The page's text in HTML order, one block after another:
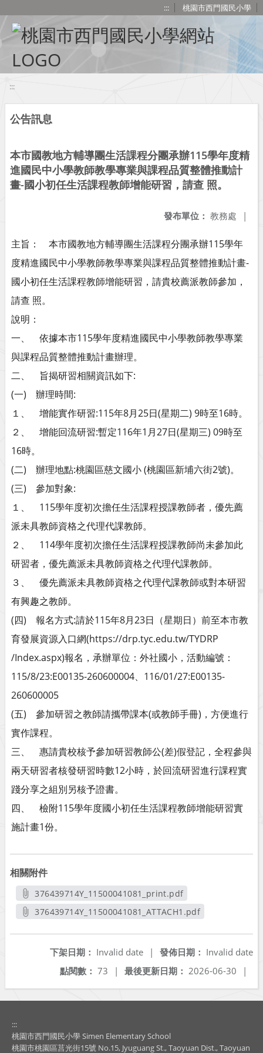
::: 桃園市西門國民小學
:::
公告訊息
本市國教地方輔導團生活課程分團承辦115學年度精
進國民中小學教師教學專業與課程品質整體推動計
畫-國小初任生活課程教師增能研習，請查 照。
發布單位： 教務處 |
主旨： 本市國教地方輔導團生活課程分團承辦115學年
度精進國民中小學教師教學專業與課程品質整體推動計畫-
國小初任生活課程教師增能研習，請貴校薦派教師參加，
請查 照。
說明：
一、 依據本市115學年度精進國民中小學教師教學專業
與課程品質整體推動計畫辦理。
二、 旨揭研習相關資訊如下:
(一) 辦理時間:
１、 增能實作研習:115年8月25日(星期二) 9時至16時。
２、 增能回流研習:暫定116年1月27日(星期三) 09時至
16時。
(二) 辦理地點:桃園區慈文國小 (桃園區新埔六街2號)。
(三) 參加對象:
１、 115學年度初次擔任生活課程授課教師者，優先薦
派未具教師資格之代理代課教師。
２、 114學年度初次擔任生活課程授課教師尚未參加此
研習者，優先薦派未具教師資格之代理代課教師。
３、 優先薦派未具教師資格之代理代課教師或對本研習
有興趣之教師。
(四) 報名方式:請於115年8月23日（星期日）前至本市教
育發展資源入口網(https://drp.tyc.edu.tw/TYDRP
/Index.aspx)報名，承辦單位：外社國小，活動編號：
115/8/23:E00135-260600004、116/01/27:E00135-
260600005
(五) 參加研習之教師請攜帶課本(或教師手冊)，方便進行
實作課程。
三、 惠請貴校核予參加研習教師公(差)假登記，全程參與
兩天研習者核發研習時數12小時，於回流研習進行課程實
踐分享之組別另核予證書。
四、 檢附115學年度國小初任生活課程教師增能研習實
施計畫1份。
相關附件
376439714Y_11500041081_print.pdf
另開新視窗
376439714Y_11500041081_ATTACH1.pdf
發佈日期： Invalid date
下架日期： Invalid date
|
最後更新日期： 2026-06-30 |
點閱數： 73 |
:::
桃園市西門國民小學 Simen Elementary School
桃園市桃園區莒光街15號 No.15, Jyuguang St., Taoyuan Dist., Taoyuan